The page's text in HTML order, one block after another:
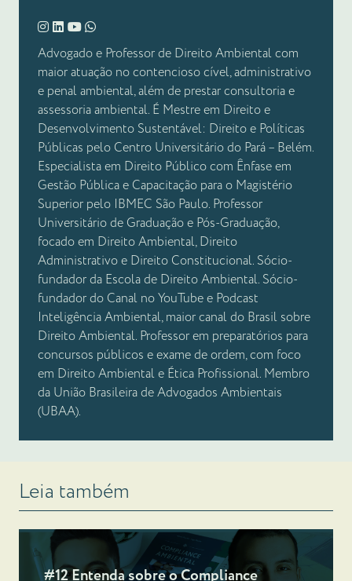
Advogado e Professor de Direito Ambiental com
maior atuação no contencioso cível, administrativo
e penal ambiental, além de prestar consultoria e
assessoria ambiental. É Mestre em Direito e
Desenvolvimento Sustentável: Direito e Políticas
Públicas pelo Centro Universitário do Pará – Belém.
Especialista em Direito Público com Ênfase em
Gestão Pública e Capacitação para o Magistério
Superior pelo IBMEC São Paulo. Professor
Universitário de Graduação e Pós-Graduação,
focado em Direito Ambiental, Direito
Administrativo e Direito Constitucional. Sócio-
fundador da Escola de Direito Ambiental. Sócio-
fundador do Canal no YouTube e Podcast
Inteligência Ambiental, maior canal do Brasil sobre
Direito Ambiental. Professor em preparatórios para
concursos públicos e exame de ordem, com foco
em Direito Ambiental e Ética Profissional. Membro
da União Brasileira de Advogados Ambientais
(UBAA).
Leia também
#12 Entenda sobre o Compliance